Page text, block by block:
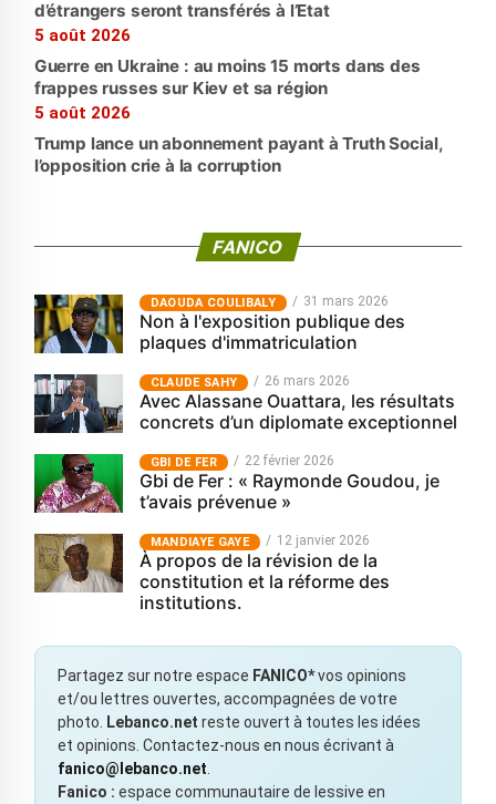
d’étrangers seront transférés à l’Etat
5 août 2026
Guerre en Ukraine : au moins 15 morts dans des
frappes russes sur Kiev et sa région
5 août 2026
Trump lance un abonnement payant à Truth Social,
l’opposition crie à la corruption
FANICO
‎DAOUDA COULIBALY 31 mars 2026
Non à l'exposition publique des
plaques d'immatriculation
CLAUDE SAHY 26 mars 2026
Avec Alassane Ouattara, les résultats
concrets d’un diplomate exceptionnel
GBI DE FER 22 février 2026
Gbi de Fer : « Raymonde Goudou, je
t’avais prévenue »
MANDIAYE GAYE 12 janvier 2026
À propos de la révision de la
constitution et la réforme des
institutions.
Partagez sur notre espace FANICO*vos opinions
et/ou lettres ouvertes, accompagnées de votre
photo.
Lebanco.net reste ouvert à toutes les idées
et opinions. Contactez-nous en nous écrivant à
fanico@lebanco.net
Fanico : espace communautaire de lessive en